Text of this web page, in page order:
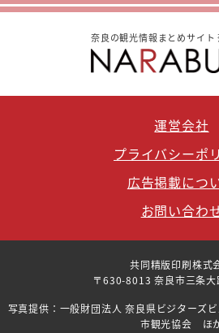
奈良の観光情報まとめサイト
運営会社
プライバシーポ
広告掲載につ
お問い合わ
共同精版印刷株式
〒630-8013 奈良市三条
写真提供：一般財団法人 奈良県ビジターズ
市観光協会 ほ